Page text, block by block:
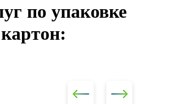
по упаковке